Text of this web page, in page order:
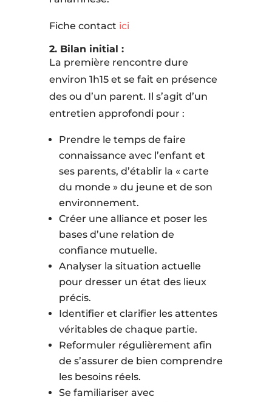
Fiche contact ici
2. Bilan initial :
La première rencontre dure
environ 1h15 et se fait en présence
des ou d’un parent. Il s’agit d’un
entretien approfondi pour :
Prendre le temps de faire
connaissance avec l’enfant et
ses parents, d’établir la « carte
du monde » du jeune et de son
environnement.
Créer une alliance et poser les
bases d’une relation de
confiance mutuelle.
Analyser la situation actuelle
pour dresser un état des lieux
précis.
Identifier et clarifier les attentes
véritables de chaque partie.
Reformuler régulièrement afin
de s’assurer de bien comprendre
les besoins réels.
Se familiariser avec